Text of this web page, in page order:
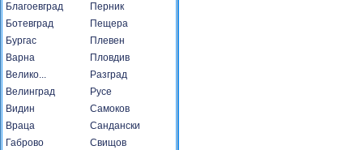
Благоевград
Ботевград
Бургас
Варна
Велико...
Велинград
Видин
Враца
Габрово
Перник
Пещера
Плевен
Пловдив
Разград
Русе
Самоков
Сандански
Свищов